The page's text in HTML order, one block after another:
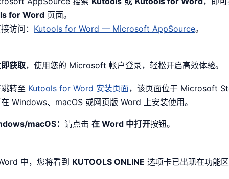
for Word 页面。
访问： Kutools for Word — Microsoft AppSource。
获取，使用您的 Microsoft 帐户登录，轻松开启高效体验。
转至 Kutools for Word 安装页面，该页面位于 Microsoft
Windows、macOS 或网页版 Word 上安装使用。
macOS： 请点击 在 Word 中打开按钮。
中，您将看到 KUTOOLS ONLINE 选项卡已出现在功能